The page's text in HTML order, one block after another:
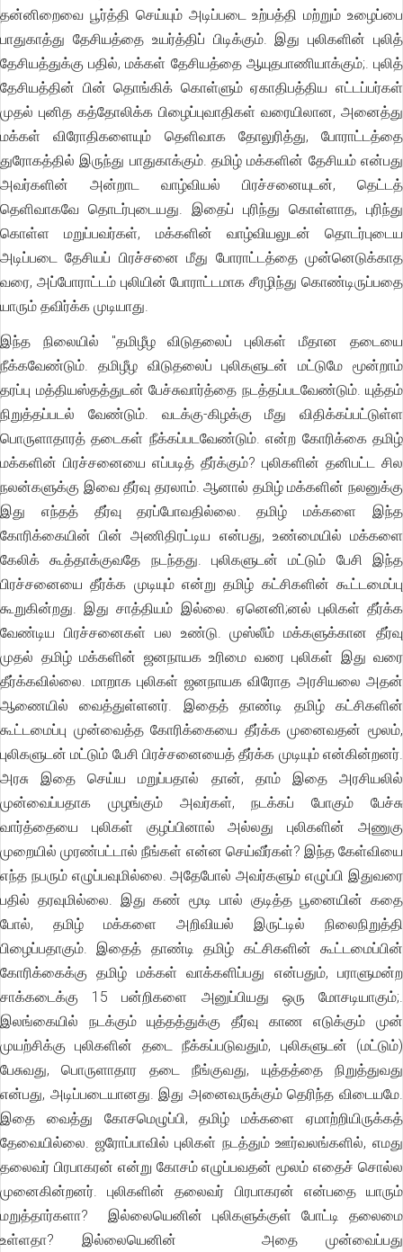
தன்னிறைவை பூர்த்தி செய்யும் அடிப்படை உற்பத்தி மற்றும் உழைப்பை
பாதுகாத்து தேசியத்தை உயர்த்திப் பிடிக்கும். இது புலிகளின் புலித்
தேசியத்துக்கு பதில், மக்கள் தேசியத்தை ஆயுதபாணியாக்கும்;. புலித்
தேசியத்தின் பின் தொங்கிக் கொள்ளும் ஏகாதிபத்திய எட்டப்பர்கள்
முதல் புனித கத்தோலிக்க பிழைப்புவாதிகள் வரையிலான, அனைத்து
மக்கள் விரோதிகளையும் தெளிவாக தோலுரித்து, போராட்டத்தை
துரோகத்தில் இருந்து பாதுகாக்கும். தமிழ் மக்களின் தேசியம் என்பது
அவர்களின் அன்றாட வாழ்வியல் பிரச்சனையுடன், தெட்டத்
தெளிவாகவே தொடர்புடையது. இதைப் புரிந்து கொள்ளாத, புரிந்து
கொள்ள மறுப்பவர்கள், மக்களின் வாழ்வியலுடன் தொடர்புடைய
அடிப்படை தேசியப் பிரச்சனை மீது போராட்டத்தை முன்னெடுக்காத
வரை, அப்போராட்டம் புலியின் போராட்டமாக சீரழிந்து கொண்டிருப்பதை
யாரும் தவிர்க்க முடியாது.
இந்த நிலையில் "தமிழீழ விடுதலைப் புலிகள் மீதான தடையை
நீக்கவேண்டும். தமிழீழ விடுதலைப் புலிகளுடன் மட்டுமே மூன்றாம்
தரப்பு மத்தியஸ்தத்துடன் பேச்சுவார்த்தை நடத்தப்படவேண்டும். யுத்தம்
நிறுத்தப்படல் வேண்டும். வடக்கு-கிழக்கு மீது விதிக்கப்பட்டுள்ள
பொருளாதாரத் தடைகள் நீக்கப்படவேண்டும். என்ற கோரிக்கை தமிழ்
மக்களின் பிரச்சனையை எப்படித் தீர்க்கும்? புலிகளின் தனிபட்ட சில
நலன்களுக்கு இவை தீர்வு தரலாம். ஆனால் தமிழ் மக்களின் நலனுக்கு
இது எந்தத் தீர்வு தரப்போவதில்லை. தமிழ் மக்களை இந்த
கோரிக்கையின் பின் அணிதிரட்டிய என்பது, உண்மையில் மக்களை
கேலிக் கூத்தாக்குவதே நடந்தது. புலிகளுடன் மட்டும் பேசி இந்த
பிரச்சனையை தீர்க்க முடியும் என்று தமிழ் கட்சிகளின் கூட்டமைப்பு
கூறுகின்றது. இது சாத்தியம் இல்லை. ஏனெனி;னல் புலிகள் தீர்க்க
வேண்டிய பிரச்சனைகள் பல உண்டு. முஸ்லீம் மக்களுக்கான தீர்வு
முதல் தமிழ் மக்களின் ஜனநாயக உரிமை வரை புலிகள் இது வரை
தீர்க்கவில்லை. மாறாக புலிகள் ஜனநாயக விரோத அரசியலை அதன்
ஆணையில் வைத்துள்ளனர். இதைத் தாண்டி தமிழ் கட்சிகளின்
கூட்டமைப்பு முன்வைத்த கோரிக்கையை தீர்க்க முனைவதன் மூலம்,
புலிகளுடன் மட்டும் பேசி பிரச்சனையைத் தீர்க்க முடியும் என்கின்றனர்.
அரசு இதை செய்ய மறுப்பதால் தான், தாம் இதை அரசியலில்
முன்வைப்பதாக முழங்கும் அவர்கள், நடக்கப் போகும் பேச்சு
வார்த்தையை புலிகள் குழப்பினால் அல்லது புலிகளின் அணுகு
முறையில் முரண்பட்டால் நீங்கள் என்ன செய்வீர்கள்? இந்த கேள்வியை
எந்த நபரும் எழுப்பவுமில்லை. அதேபோல் அவர்களும் எழுப்பி இதுவரை
பதில் தரவுமில்லை. இது கண் மூடி பால் குடித்த பூனையின் கதை
போல், தமிழ் மக்களை அறிவியல் இருட்டில் நிலைநிறுத்தி
பிழைப்பதாகும். இதைத் தாண்டி தமிழ் கட்சிகளின் கூட்டமைப்பின்
கோரிக்கைக்கு தமிழ் மக்கள் வாக்களிப்பது என்பதும், பராளுமன்ற
சாக்கடைக்கு 15 பன்றிகளை அனுப்பியது ஒரு மோசடியாகும்;.
இலங்கையில் நடக்கும் யுத்தத்துக்கு தீர்வு காண எடுக்கும் முன்
முயற்சிக்கு புலிகளின் தடை நீக்கப்படுவதும், புலிகளுடன் (மட்டும்)
பேசுவது, பொருளாதார தடை நீங்குவது, யுத்தத்தை நிறுத்துவது
என்பது, அடிப்படையானது. இது அனைவருக்கும் தெரிந்த விடையமே.
இதை வைத்து கோசமெழுப்பி, தமிழ் மக்களை ஏமாற்றியிருக்கத்
தேவையில்லை. ஜரோப்பாவில் புலிகள் நடத்தும் ஊர்வலங்களில், எமது
தலைவர் பிரபாகரன் என்று கோசம் எழுப்பவதன் மூலம் எதைச் சொல்ல
முனைகின்றனர். புலிகளின் தலைவர் பிரபாகரன் என்பதை யாரும்
மறுத்தார்களா? இல்லையெனின் புலிகளுக்குள் போட்டி தலைமை
உள்ளதா? இல்லையெனின் அதை முன்வைப்பது